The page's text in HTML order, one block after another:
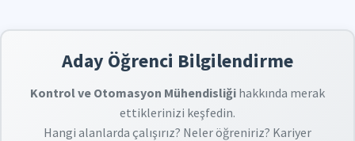
Aday Öğrenci Bilgilendirme
Kontrol ve Otomasyon Mühendisliği hakkında merak
ettiklerinizi keşfedin.
Hangi alanlarda çalışırız? Neler öğreniriz? Kariyer